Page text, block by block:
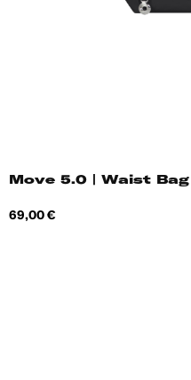
Move 5.0 | Waist Bag |
Hind
69,00 €